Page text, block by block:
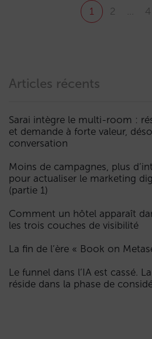
1 2 4
Articles récents
Sarai intègre le multi-room :
et demande à forte valeur,
conversation
Moins de campagnes, plus
pour actualiser le marketing
(partie 1)
Comment un hôtel apparaît
les trois couches de visibilité
La fin de l’ère « Book on
Le funnel dans l’IA est cassé.
réside dans la phase de